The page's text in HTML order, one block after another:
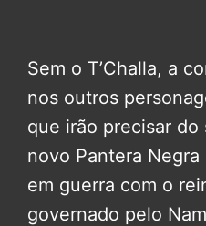
Sem o T’Challa, a
nos outros
que irão precisar
novo Pantera
em guerra com o
governado pelo